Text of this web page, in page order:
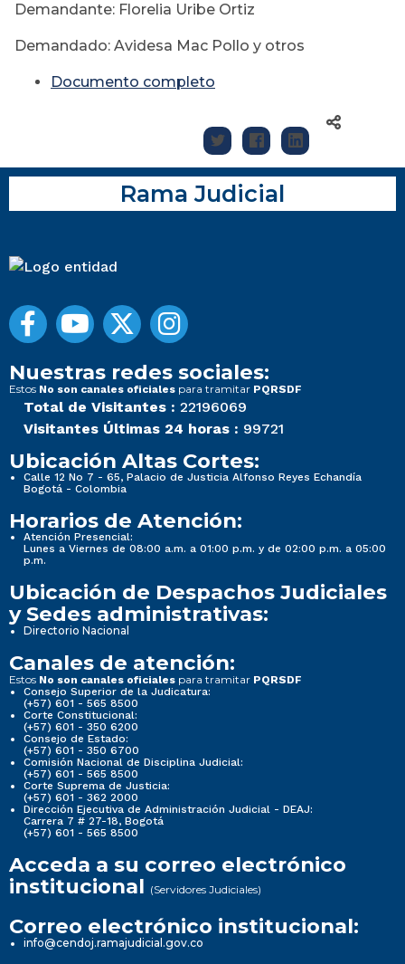
Demandante: Florelia Uribe Ortiz
Demandado: Avidesa Mac Pollo y otros
Documento completo
Rama Judicial
Nuestras redes sociales:
Estos No son canales oficiales para tramitar PQRSDF
Total de Visitantes : 22196069
Visitantes Últimas 24 horas : 99721
Ubicación Altas Cortes:
Calle 12 No 7 - 65, Palacio de Justicia Alfonso Reyes Echandía
Bogotá - Colombia
Horarios de Atención:
Atención Presencial:
Lunes a Viernes de 08:00 a.m. a 01:00 p.m. y de 02:00 p.m. a 05:00
p.m.
Ubicación de Despachos Judiciales
y Sedes administrativas:
Directorio Nacional
Canales de atención:
Estos No son canales oficiales para tramitar PQRSDF
Consejo Superior de la Judicatura:
(+57) 601 - 565 8500
Corte Constitucional:
(+57) 601 - 350 6200
Consejo de Estado:
(+57) 601 - 350 6700
Comisión Nacional de Disciplina Judicial:
(+57) 601 - 565 8500
Corte Suprema de Justicia:
(+57) 601 - 362 2000
Dirección Ejecutiva de Administración Judicial - DEAJ:
Carrera 7 # 27-18, Bogotá
(+57) 601 - 565 8500
Acceda a su correo electrónico
institucional (Servidores Judiciales)
Correo electrónico institucional:
info@cendoj.ramajudicial.gov.co